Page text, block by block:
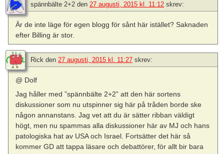
spännbälte 2+2 den 27 augusti, 2015 kl. 11:12 skrev:
Är de inte läge för egen blogg för sånt här istället? Saknaden
efter Billing är stor.
Rick den 27 augusti, 2015 kl. 11:27 skrev:
@ Dolf
Jag håller med ”spännbälte 2+2” att den här sortens
diskussioner som nu utspinner sig här på tråden borde ske
någon annanstans. Jag vet att du är sätter ribban väldigt
högt, men nu spammas alla diskussioner här av MJ och hans
patologiska hat av USA och Israel. Fortsätter det här så
kommer GD att tappa läsare och debattörer, för allt bir bara